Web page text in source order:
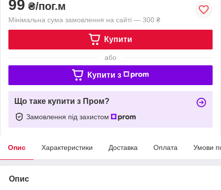
99 ₴/пог.м
Мінімальна сума замовлення на сайті — 300 ₴
Купити
або
Купити з
Що таке купити з Пром?
Замовлення під захистом
Опис Характеристики Доставка Оплата Умови
Опис